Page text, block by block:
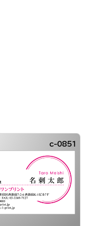
c-0851